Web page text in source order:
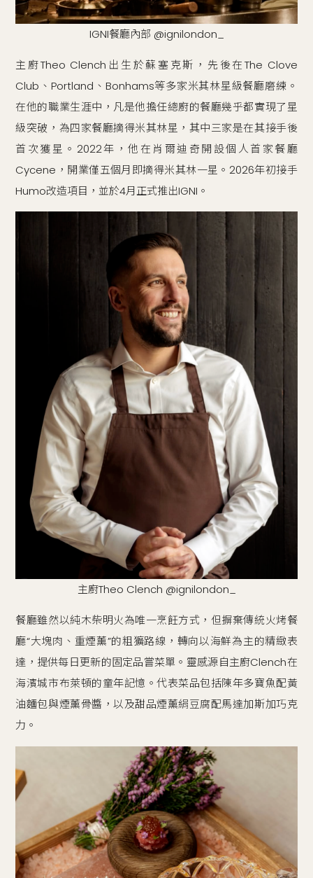
IGNI餐廳內部 @ignilondon_
主廚Theo Clench出生於蘇塞克斯，先後在The Clove
Club、Portland、Bonhams等多家米其林星級餐廳磨練。
在他的職業生涯中，凡是他擔任總廚的餐廳幾乎都實現了星
級突破，為四家餐廳摘得米其林星，其中三家是在其接手後
首次獲星。2022年，他在肖爾迪奇開設個人首家餐廳
Cycene，開業僅五個月即摘得米其林一星。2026年初接手
Humo改造項目，並於4月正式推出IGNI。
主廚Theo Clench @ignilondon_
餐廳雖然以純木柴明火為唯一烹飪方式，但摒棄傳統火烤餐
廳“大塊肉、重煙薰”的粗獷路線，轉向以海鮮為主的精緻表
達，提供每日更新的固定品嘗菜單。靈感源自主廚Clench在
海濱城市布萊頓的童年記憶。代表菜品包括陳年多寶魚配黃
油麵包與煙薰骨醬，以及甜品煙薰絹豆腐配馬達加斯加巧克
力。